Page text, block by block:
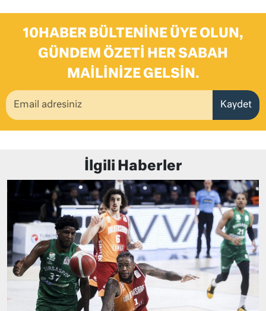
10HABER BÜLTENINE ÜYE OLUN,
GÜNDEM ÖZETI HER SABAH
MAILINIZE GELSIN.
Kaydet
İlgili Haberler